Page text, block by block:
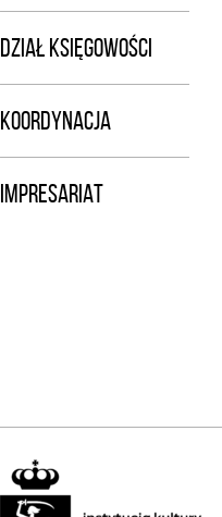
DZIAŁ KSIĘGOWOŚCI
KOORDYNACJA
IMPRESARIAT